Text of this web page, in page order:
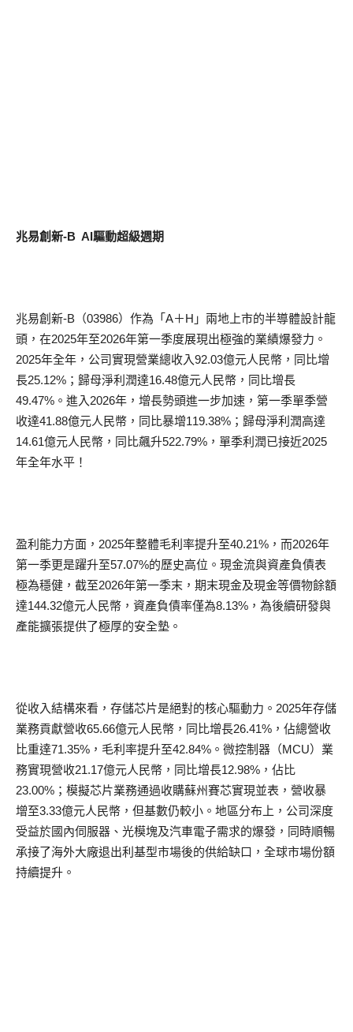
兆易創新-B AI驅動超級週期
兆易創新-B（03986）作為「A＋H」兩地上市的半導體設計龍
頭，在2025年至2026年第一季度展現出極強的業績爆發力。
2025年全年，公司實現營業總收入92.03億元人民幣，同比增
長25.12%；歸母淨利潤達16.48億元人民幣，同比增長
49.47%。進入2026年，增長勢頭進一步加速，第一季單季營
收達41.88億元人民幣，同比暴增119.38%；歸母淨利潤高達
14.61億元人民幣，同比飆升522.79%，單季利潤已接近2025
年全年水平！
盈利能力方面，2025年整體毛利率提升至40.21%，而2026年
第一季更是躍升至57.07%的歷史高位。現金流與資產負債表
極為穩健，截至2026年第一季末，期末現金及現金等價物餘額
達144.32億元人民幣，資產負債率僅為8.13%，為後續研發與
產能擴張提供了極厚的安全墊。
從收入結構來看，存儲芯片是絕對的核心驅動力。2025年存儲
業務貢獻營收65.66億元人民幣，同比增長26.41%，佔總營收
比重達71.35%，毛利率提升至42.84%。微控制器（MCU）業
務實現營收21.17億元人民幣，同比增長12.98%，佔比
23.00%；模擬芯片業務通過收購蘇州賽芯實現並表，營收暴
增至3.33億元人民幣，但基數仍較小。地區分布上，公司深度
受益於國內伺服器、光模塊及汽車電子需求的爆發，同時順暢
承接了海外大廠退出利基型市場後的供給缺口，全球市場份額
持續提升。